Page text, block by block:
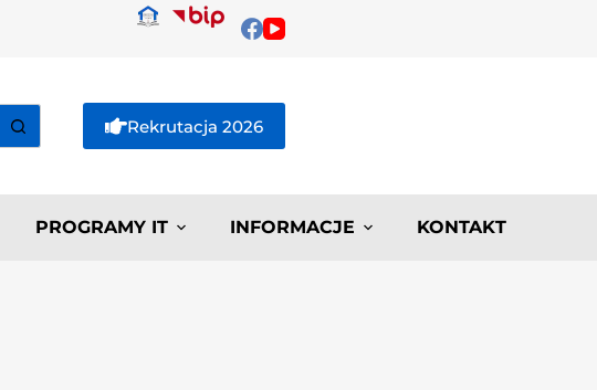
Rekrutacja 2026
PROGRAMY IT INFORMACJE KONTAKT